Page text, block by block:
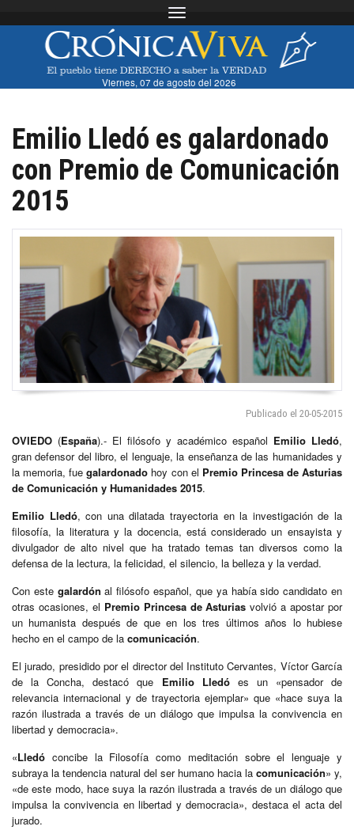
Toggle navigation
Viernes, 07 de agosto del 2026
Emilio Lledó es galardonado
con Premio de Comunicación
2015
Publicado el 20-05-2015
OVIEDO (España).- El filósofo y académico español Emilio Lledó,
gran defensor del libro, el lenguaje, la enseñanza de las humanidades y
la memoria, fuegalardonado hoy con el Premio Princesa de Asturias
de Comunicación y Humanidades 2015.
Emilio Lledó, con una dilatada trayectoria en la investigación de la
filosofía, la literatura y la docencia, está considerado un ensayista y
divulgador de alto nivel que ha tratado temas tan diversos como la
defensa de la lectura, la felicidad, el silencio, la belleza y la verdad.
Con este galardón al filósofo español, que ya había sido candidato en
otras ocasiones, el Premio Princesa de Asturiasvolvió a apostar por
un humanista después de que en los tres últimos años lo hubiese
hecho en el campo de la comunicación.
El jurado, presidido por el director del Instituto Cervantes, Víctor García
de la Concha, destacó que Emilio Lledóes un «pensador de
relevancia internacional y de trayectoria ejemplar» que «hace suya la
razón ilustrada a través de un diálogo que impulsa la convivencia en
libertad y democracia».
«Lledó concibe la Filosofía como meditación sobre el lenguaje y
subraya la tendencia natural del ser humano hacia la comunicación» y,
«de este modo, hace suya la razón ilustrada a través de un diálogo que
impulsa la convivencia en libertad y democracia», destaca el acta del
jurado.